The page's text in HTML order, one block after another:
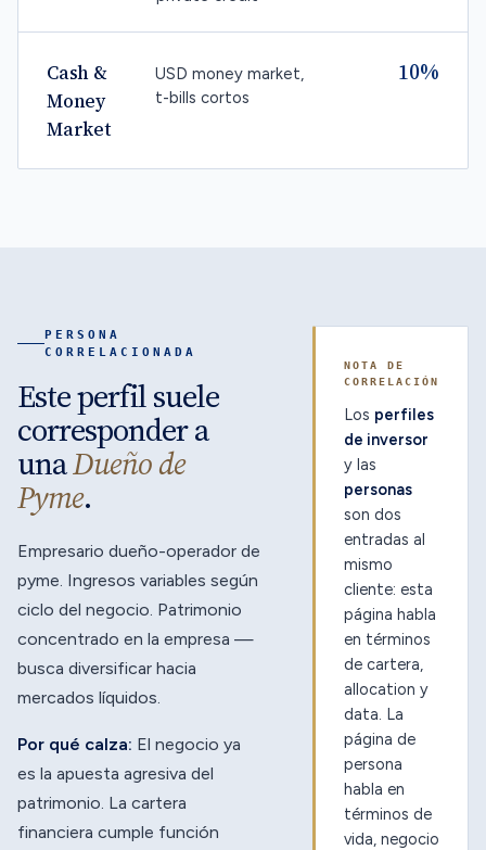
Cash &
Money
Market
USD money market,
t-bills cortos
10%
PERSONA
CORRELACIONADA
Este perfil suele
corresponder a
unaDueño de
Pyme.
Empresario dueño-operador de
pyme. Ingresos variables según
ciclo del negocio. Patrimonio
concentrado en la empresa —
busca diversificar hacia
mercados líquidos.
Por qué calza: El negocio ya
es la apuesta agresiva del
patrimonio. La cartera
financiera cumple función
NOTA DE
CORRELACIÓN
Los perfiles
de inversor
y las
personas
son dos
entradas al
mismo
cliente: esta
página habla
en términos
de cartera,
allocation y
data. La
página de
persona
habla en
términos de
vida, negocio